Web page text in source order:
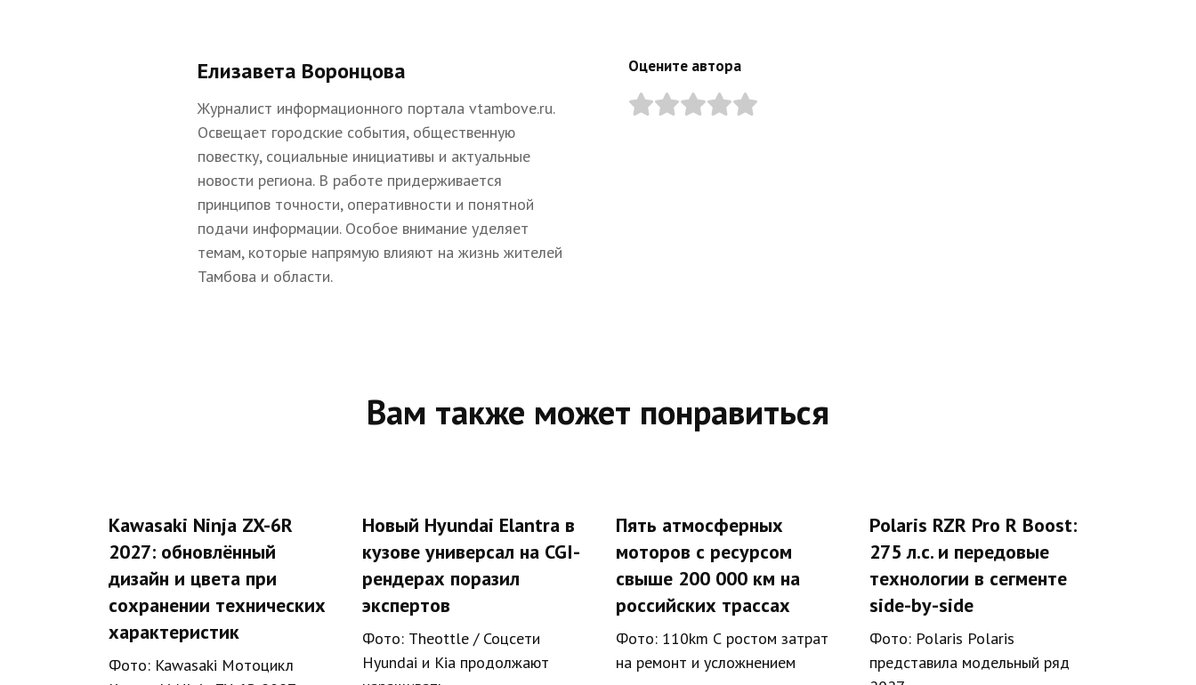
Елизавета Воронцова
Журналист информационного портала vtambove.ru.
Освещает городские события, общественную
повестку, социальные инициативы и актуальные
новости региона. В работе придерживается
принципов точности, оперативности и понятной
подачи информации. Особое внимание уделяет
темам, которые напрямую влияют на жизнь жителей
Тамбова и области.
Оцените автора
Вам также может понравиться
Kawasaki Ninja ZX-6R
2027: обновлённый
дизайн и цвета при
сохранении технических
характеристик
Фото: Kawasaki Мотоцикл
Новый Hyundai Elantra в
кузове универсал на CGI-
рендерах поразил
экспертов
Фото: Theottle / Соцсети
Hyundai и Kia продолжают
Пять атмосферных
моторов с ресурсом
свыше 200 000 км на
российских трассах
Фото: 110km С ростом затрат
на ремонт и усложнением
Polaris RZR Pro R Boost:
275 л.с. и передовые
технологии в сегменте
side-by-side
Фото: Polaris Polaris
представила модельный ряд